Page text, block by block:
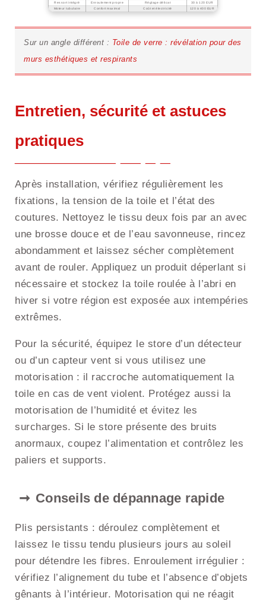
Ressort intégré
Enroulement propre Réglage délicat
30 à 120 EUR
Moteur tubulaire
Confort maximal Coût et électricité 120 à 400 EUR
Sur un angle différent : Toile de verre : révélation pour des
murs esthétiques et respirants
Entretien, sécurité et astuces
pratiques
Après installation, vérifiez régulièrement les
fixations, la tension de la toile et l’état des
coutures. Nettoyez le tissu deux fois par an avec
une brosse douce et de l’eau savonneuse, rincez
abondamment et laissez sécher complètement
avant de rouler. Appliquez un produit déperlant si
nécessaire et stockez la toile roulée à l’abri en
hiver si votre région est exposée aux intempéries
extrêmes.
Pour la sécurité, équipez le store d’un détecteur
ou d’un capteur vent si vous utilisez une
motorisation : il raccroche automatiquement la
toile en cas de vent violent. Protégez aussi la
motorisation de l’humidité et évitez les
surcharges. Si le store présente des bruits
anormaux, coupez l’alimentation et contrôlez les
paliers et supports.
Conseils de dépannage rapide
Plis persistants : déroulez complètement et
laissez le tissu tendu plusieurs jours au soleil
pour détendre les fibres. Enroulement irrégulier :
vérifiez l’alignement du tube et l’absence d’objets
gênants à l’intérieur. Motorisation qui ne réagit